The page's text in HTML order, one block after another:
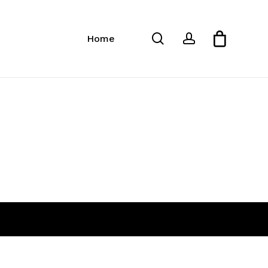
Home searchaccount
Cart